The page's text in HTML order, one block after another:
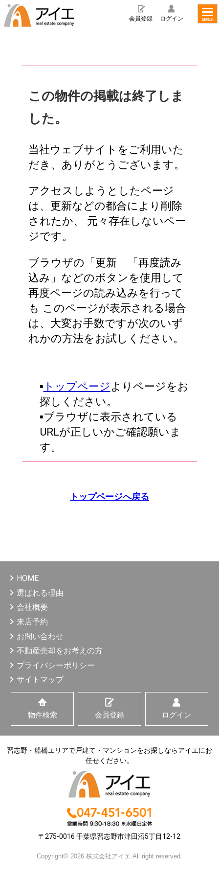
MENU
会員登録 ログイン
この物件の掲載は終了しま
した。
当社ウェブサイトをご利用いた
だき、ありがとうございます。
アクセスしようとしたページ
は、更新などの都合により削除
されたか、
元々存在しないペー
ジです。
ブラウザの「更新」「再度読み
込み」などのボタンを使用して
再度ページの読み込みを行って
も このページが表示される場合
は、大変お手数ですが次のいず
れかの方法をお試しください。
▪️ トップページよりページをお
探しください。
▪️ブラウザに表示されている
URLが正しいかご確認願いま
す。
トップページへ戻る
HOME
選ばれる理由
会社概要
来店予約
お問い合わせ
不動産売却をお考えの方
プライバシーポリシー
サイトマップ
物件検索 会員登録 ログイン
習志野・船橋エリアで戸建て・マンションをお探しならアイエにお
任せください。
〒275-0016 千葉県習志野市津田沼5丁目12-12
Copyright© 2026 株式会社アイエ All right reserved.